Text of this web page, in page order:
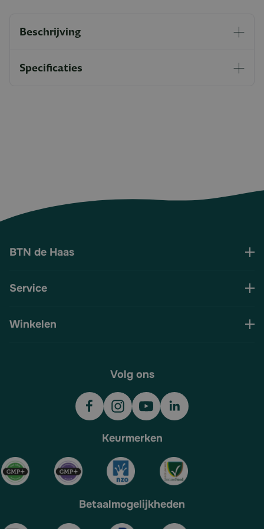
Beschrijving
Specificaties
BTN de Haas
Service
Winkelen
Volg ons
Keurmerken
Betaalmogelijkheden